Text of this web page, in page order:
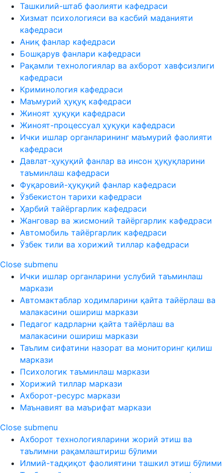
Ташкилий-штаб фаолияти кафедраси
Хизмат психологияси ва касбий маданияти
кафедраси
Аниқ фанлар кафедраси
Бошқарув фанлари кафедраси
Рақамли технологиялар ва ахборот хавфсизлиги
кафедраси
Криминология кафедраси
Маъмурий ҳуқуқ кафедраси
Жиноят ҳуқуқи кафедраси
Жиноят-процессуал ҳуқуқи кафедраси
Ички ишлар органларининг маъмурий фаолияти
кафедраси
Давлат-ҳуқуқий фанлар ва инсон ҳуқуқларини
таъминлаш кафедраси
Фуқаровий-ҳуқуқий фанлар кафедраси
Ўзбекистон тарихи кафедраси
Ҳарбий тайёргарлик кафедраси
Жанговар ва жисмоний тайёргарлик кафедраси
Автомобиль тайёргарлик кафедраси
Ўзбек тили ва хорижий тиллар кафедраси
Close submenu
Ички ишлар органларини услубий таъминлаш
маркази
Автомактаблар ходимларини қайта тайёрлаш ва
малакасини ошириш маркази
Педагог кадрларни қайта тайёрлаш ва
малакасини ошириш маркази
Таълим сифатини назорат ва мониторинг қилиш
маркази
Психологик таъминлаш маркази
Хорижий тиллар маркази
Ахборот-ресурс маркази
Маънавият ва маърифат маркази
Close submenu
Ахборот технологияларини жорий этиш ва
таълимни рақамлаштириш бўлими
Илмий-тадқиқот фаолиятини ташкил этиш бўлими